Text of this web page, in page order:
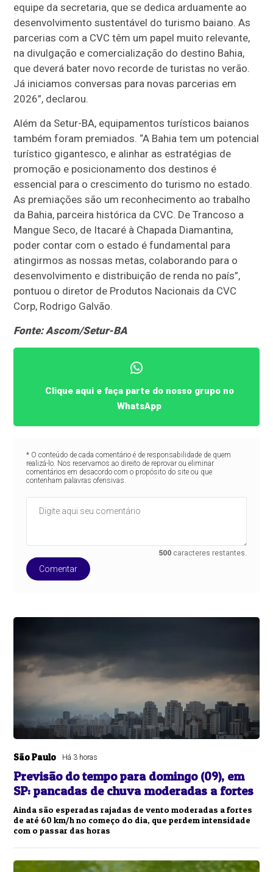
equipe da secretaria, que se dedica arduamente ao
desenvolvimento sustentável do turismo baiano. As
parcerias com a CVC têm um papel muito relevante,
na divulgação e comercialização do destino Bahia,
que deverá bater novo recorde de turistas no verão.
Já iniciamos conversas para novas parcerias em
2026”, declarou.
Além da Setur-BA, equipamentos turísticos baianos
também foram premiados. “A Bahia tem um potencial
turístico gigantesco, e alinhar as estratégias de
promoção e posicionamento dos destinos é
essencial para o crescimento do turismo no estado.
As premiações são um reconhecimento ao trabalho
da Bahia, parceira histórica da CVC. De Trancoso a
Mangue Seco, de Itacaré à Chapada Diamantina,
poder contar com o estado é fundamental para
atingirmos as nossas metas, colaborando para o
desenvolvimento e distribuição de renda no país”,
pontuou o diretor de Produtos Nacionais da CVC
Corp, Rodrigo Galvão.
Fonte: Ascom/Setur-BA
Clique aqui e faça parte do nosso grupo no
WhatsApp
* O conteúdo de cada comentário é de responsabilidade de quem
realizá-lo. Nos reservamos ao direito de reprovar ou eliminar
comentários em desacordo com o propósito do site ou que
contenham palavras ofensivas.
500 caracteres restantes.
Comentar
São Paulo Há 3 horas
Previsão do tempo para domingo (09), em
SP: pancadas de chuva moderadas a fortes
Ainda são esperadas rajadas de vento moderadas a fortes
de até 60 km/h no começo do dia, que perdem intensidade
com o passar das horas